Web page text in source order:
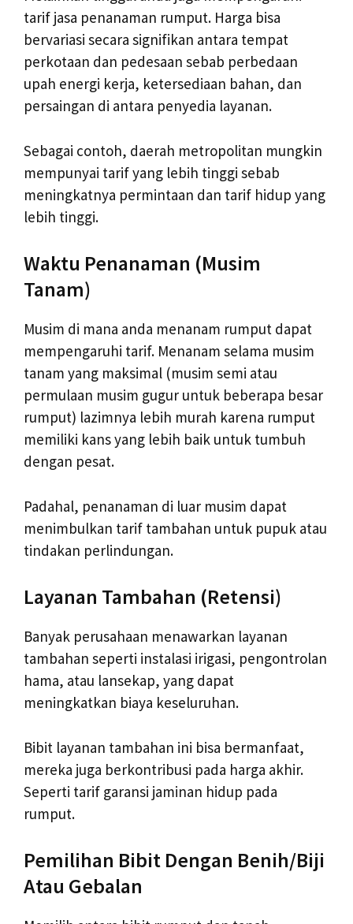
tarif jasa penanaman rumput. Harga bisa
bervariasi secara signifikan antara tempat
perkotaan dan pedesaan sebab perbedaan
upah energi kerja, ketersediaan bahan, dan
persaingan di antara penyedia layanan.
Sebagai contoh, daerah metropolitan mungkin
mempunyai tarif yang lebih tinggi sebab
meningkatnya permintaan dan tarif hidup yang
lebih tinggi.
Waktu Penanaman (Musim
Tanam)
Musim di mana anda menanam rumput dapat
mempengaruhi tarif. Menanam selama musim
tanam yang maksimal (musim semi atau
permulaan musim gugur untuk beberapa besar
rumput) lazimnya lebih murah karena rumput
memiliki kans yang lebih baik untuk tumbuh
dengan pesat.
Padahal, penanaman di luar musim dapat
menimbulkan tarif tambahan untuk pupuk atau
tindakan perlindungan.
Layanan Tambahan (Retensi)
Banyak perusahaan menawarkan layanan
tambahan seperti instalasi irigasi, pengontrolan
hama, atau lansekap, yang dapat
meningkatkan biaya keseluruhan.
Bibit layanan tambahan ini bisa bermanfaat,
mereka juga berkontribusi pada harga akhir.
Seperti tarif garansi jaminan hidup pada
rumput.
Pemilihan Bibit Dengan Benih/Biji
Atau Gebalan